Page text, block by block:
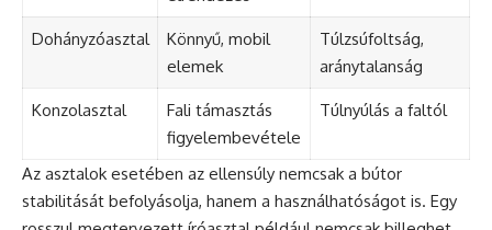
Dohányzóasztal
Könnyű, mobil
elemek
Túlzsúfoltság,
aránytalanság
Konzolasztal
Fali támasztás
figyelembevétele
Túlnyúlás a faltól
Az asztalok esetében az ellensúly nemcsak a bútor
stabilitását befolyásolja, hanem a használhatóságot is. Egy